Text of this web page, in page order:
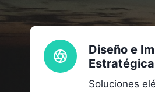
Diseño e
Estratégica
Soluciones